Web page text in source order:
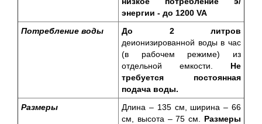
энергии - до 1200 VA
Потребление воды
До 2 литров
деионизированной воды в час
(в рабочем режиме) из
отдельной емкости. Не
требуется постоянная
подача воды.
Размеры
Длина – 135 см, ширина – 66
см, высота – 75 см. Размеры